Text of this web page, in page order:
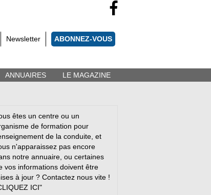
Newsletter ABONNEZ-VOUS
ANNUAIRES
LE MAGAZINE
êtes un centre ou un
de formation pour
de la conduite, et
n'apparaissez pas encore
notre annuaire, ou certaines
vos informations doivent être
à jour ? Contactez nous vite !
ICI"